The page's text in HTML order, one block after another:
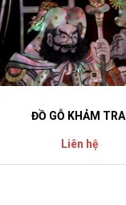
ĐỒ GỖ KHẢM TRAI
Liên hệ